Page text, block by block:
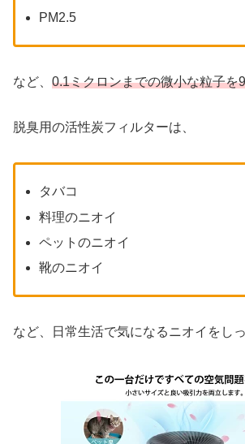
PM2.5
など、 0.1ミクロンまでの微小な粒子を
脱臭用の活性炭フィルターは、
タバコ
料理のニオイ
ペットのニオイ
靴のニオイ
など、日常生活で気になるニオイをし